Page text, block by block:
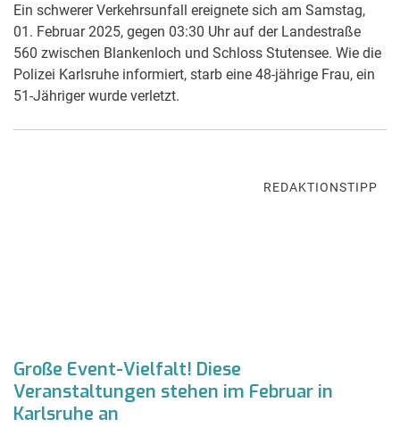
Ein schwerer Verkehrsunfall ereignete sich am Samstag,
01. Februar 2025, gegen 03:30 Uhr auf der Landestraße
560 zwischen Blankenloch und Schloss Stutensee. Wie die
Polizei Karlsruhe informiert, starb eine 48-jährige Frau, ein
51-Jähriger wurde verletzt.
REDAKTIONSTIPP
Große Event-Vielfalt! Diese
Veranstaltungen stehen im Februar in
Karlsruhe an